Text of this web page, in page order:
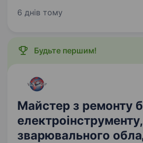
один з найбільших
світі марки. Провідні напрями
6 днів тому
Будьте першим!
Майстер з ремонту
електроінструменту,
зварювального